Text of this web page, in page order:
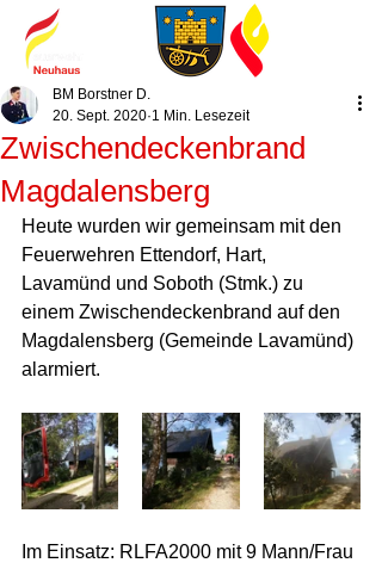
Zwischendeckenbrand
Magdalensberg
BM Borstner D.
20. Sept. 2020 1 Min. Lesezeit
Heute wurden wir gemeinsam mit den
Feuerwehren Ettendorf, Hart,
Lavamünd und Soboth (Stmk.) zu
einem Zwischendeckenbrand auf den
Magdalensberg (Gemeinde Lavamünd)
alarmiert.
Im Einsatz: RLFA2000 mit 9 Mann/Frau